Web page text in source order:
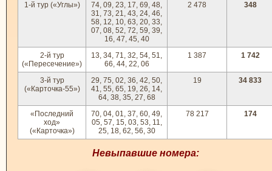
1-й тур («Углы»)
74, 09, 23, 17, 69, 48,
31, 73, 21, 43, 24, 46,
58, 12, 10, 63, 20, 33,
07, 08, 52, 72, 59, 39,
16, 47, 45, 40
2 478 348
2-й тур
(«Пересечение»)
13, 34, 71, 32, 54, 51,
66, 44, 22, 06
1 387 1 742
3-й тур
(«Карточка-55»)
29, 75, 02, 36, 42, 50,
41, 55, 65, 19, 26, 14,
64, 38, 35, 27, 68
19 34 833
«Последний
ход»
(«Карточка»)
70, 04, 01, 37, 60, 49,
05, 57, 15, 03, 53, 11,
25, 18, 62, 56, 30
78 217 174
Невыпавшие номера: